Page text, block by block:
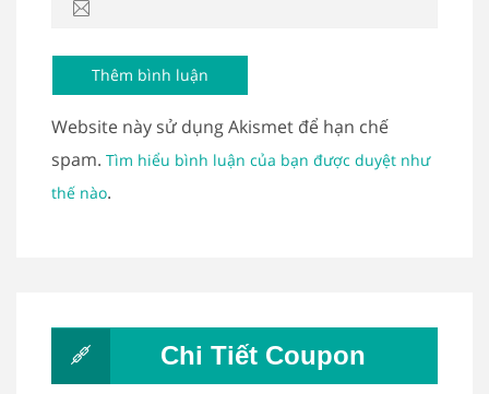
Website này sử dụng Akismet để hạn chế
spam. Tìm hiểu bình luận của bạn được duyệt như
thế nào.
Chi Tiết Coupon